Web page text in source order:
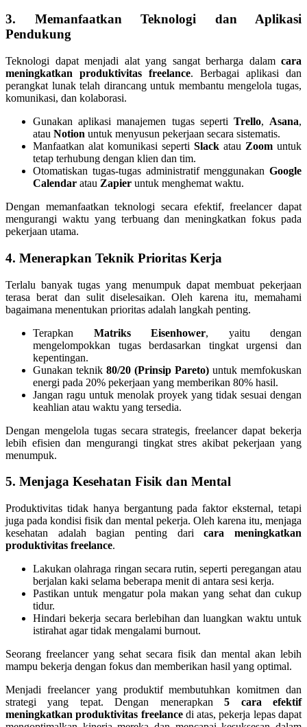
3. Memanfaatkan Teknologi dan Aplikasi
Pendukung
Teknologi dapat menjadi alat yang sangat berharga dalam cara
meningkatkan produktivitas freelance. Berbagai aplikasi dan
perangkat lunak telah dirancang untuk membantu mengelola tugas,
komunikasi, dan kolaborasi.
Gunakan aplikasi manajemen tugas seperti Trello, Asana,
atau Notion untuk menyusun pekerjaan secara sistematis.
Manfaatkan alat komunikasi seperti Slack atau Zoom untuk
tetap terhubung dengan klien dan tim.
Otomatiskan tugas-tugas administratif menggunakan Google
Calendar atau Zapier untuk menghemat waktu.
Dengan memanfaatkan teknologi secara efektif, freelancer dapat
mengurangi waktu yang terbuang dan meningkatkan fokus pada
pekerjaan utama.
4. Menerapkan Teknik Prioritas Kerja
Terlalu banyak tugas yang menumpuk dapat membuat pekerjaan
terasa berat dan sulit diselesaikan. Oleh karena itu, memahami
bagaimana menentukan prioritas adalah langkah penting.
Terapkan Matriks Eisenhower, yaitu dengan
mengelompokkan tugas berdasarkan tingkat urgensi dan
kepentingan.
Gunakan teknik 80/20 (Prinsip Pareto) untuk memfokuskan
energi pada 20% pekerjaan yang memberikan 80% hasil.
Jangan ragu untuk menolak proyek yang tidak sesuai dengan
keahlian atau waktu yang tersedia.
Dengan mengelola tugas secara strategis, freelancer dapat bekerja
lebih efisien dan mengurangi tingkat stres akibat pekerjaan yang
menumpuk.
5. Menjaga Kesehatan Fisik dan Mental
Produktivitas tidak hanya bergantung pada faktor eksternal, tetapi
juga pada kondisi fisik dan mental pekerja. Oleh karena itu, menjaga
kesehatan adalah bagian penting daricara meningkatkan
produktivitas freelance.
Lakukan olahraga ringan secara rutin, seperti peregangan atau
berjalan kaki selama beberapa menit di antara sesi kerja.
Pastikan untuk mengatur pola makan yang sehat dan cukup
tidur.
Hindari bekerja secara berlebihan dan luangkan waktu untuk
istirahat agar tidak mengalami burnout.
Seorang freelancer yang sehat secara fisik dan mental akan lebih
mampu bekerja dengan fokus dan memberikan hasil yang optimal.
Menjadi freelancer yang produktif membutuhkan komitmen dan
strategi yang tepat. Dengan menerapkan5 cara efektif
meningkatkan produktivitas freelancedi atas, pekerja lepas dapat